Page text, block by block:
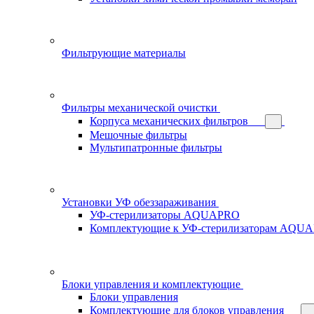
Фильтрующие материалы
Фильтры механической очистки
Корпуса механических фильтров
Мешочные фильтры
Мультипатронные фильтры
Установки УФ обеззараживания
УФ-стерилизаторы AQUAPRO
Комплектующие к УФ-стерилизаторам
Блоки управления и комплектующие
Блоки управления
Комплектующие для блоков управления